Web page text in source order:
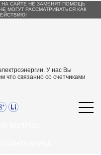
САЙТЕ НЕ ЗАМЕНЯТ ПОМОЩЬ
МОГУТ РАССМАТРИВАТЬСЯ КАК
У нас Вы
связанно со счетчиками